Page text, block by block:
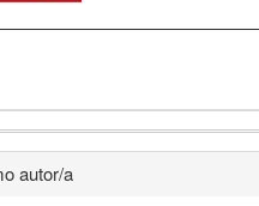
autor/a